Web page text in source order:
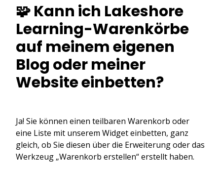
🧩 Kann ich Lakeshore
Learning-Warenkörbe
auf meinem eigenen
Blog oder meiner
Website einbetten?
Ja! Sie können einen teilbaren Warenkorb oder
eine Liste mit unserem Widget einbetten, ganz
gleich, ob Sie diesen über die Erweiterung oder das
Werkzeug „Warenkorb erstellen“ erstellt haben.